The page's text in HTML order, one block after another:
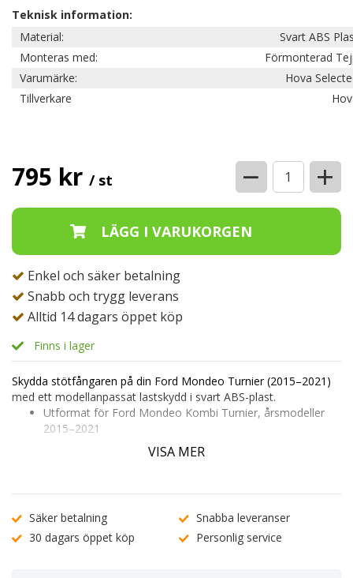
Teknisk information:
Material:
Svart ABS
Monteras med:
Förmonterad
Varumärke:
Hova
Tillverkare
795 kr / st − +
Enkel och säker betalning
Snabb och trygg leverans
Alltid 14 dagars öppet köp
Finns i lager
Skydda stötfångaren på din Ford Mondeo Turnier (2015–2021)
med ett modellanpassat lastskydd i svart ABS-plast.
Utformat för Ford Mondeo Kombi Turnier, årsmodeller
2015–2021
Skyddar lacken mot repor, slag och slitage vid i- och
behövs
Kontrollera passform genom att ange ditt registreringsnummer
ellerkontakta vår kundtjänst
VISA MER
Säker betalning
Snabba leveranser
30 dagars öppet köp
Personlig service